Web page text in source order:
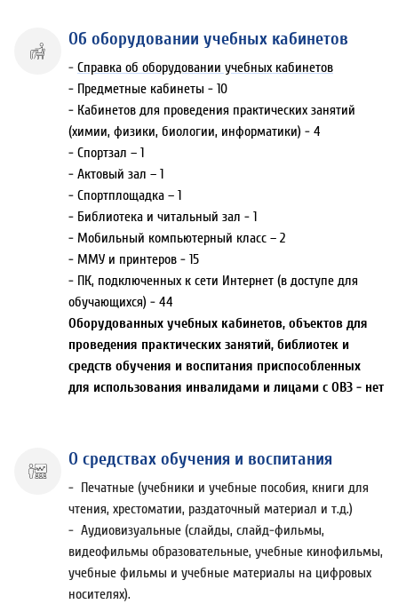
Об оборудовании учебных кабинетов
- Справка об оборудовании учебных кабинетов
- Предметные кабинеты - 10
- Кабинетов для проведения практических занятий
(химии, физики, биологии, информатики) - 4
- Спортзал – 1
- Актовый зал – 1
- Спортплощадка – 1
- Библиотека и читальный зал - 1
- Мобильный компьютерный класс – 2
- ММУ и принтеров - 15
- ПК, подключенных к сети Интернет (в доступе для
обучающихся) - 44
Оборудованных учебных кабинетов, объектов для
проведения практических занятий, библиотек и
средств обучения и воспитания приспособленных
для использования инвалидами и лицами с ОВЗ - нет
О средствах обучения и воспитания
- Печатные (учебники и учебные пособия, книги для
чтения, хрестоматии, раздаточный материал и т.д.)
- Аудиовизуальные (слайды, слайд-фильмы,
видеофильмы образовательные, учебные кинофильмы,
учебные фильмы и учебные материалы на цифровых
носителях).